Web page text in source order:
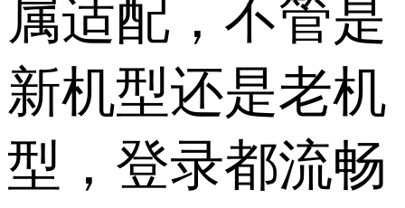
属适配，不管是
新机型还是老机
型，登录都流畅